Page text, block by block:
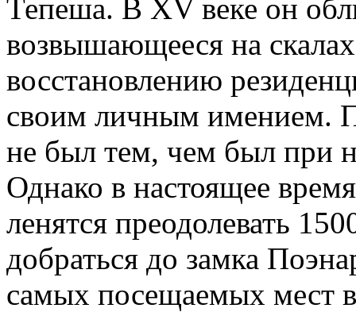
Тепеша. В XV веке он
возвышающееся на
восстановлению
своим личным имением.
не был тем, чем был при
Однако в настоящее
ленятся преодолевать
добраться до замка
самых посещаемых мест